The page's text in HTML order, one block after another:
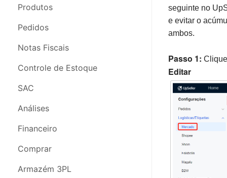
Produtos
Pedidos
Nota Fiscal
Estoque
Análises
SAC
Compras
Configurações
Segurança da Conta
Produtos
Pedidos
Notas Fiscais
Controle de Estoque
SAC
Análises
Financeiro
Comprar
Armazém 3PL
seguinte no
e evitar o
ambos.
Passo 1:
Editar